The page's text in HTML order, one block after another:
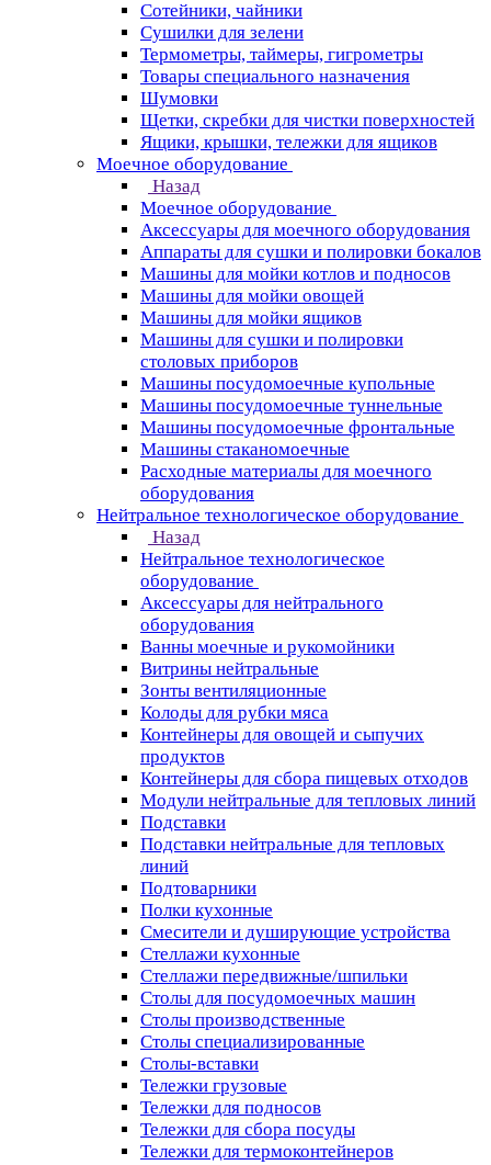
Сотейники, чайники
Сушилки для зелени
Термометры, таймеры, гигрометры
Товары специального назначения
Шумовки
Щетки, скребки для чистки поверхностей
Ящики, крышки, тележки для ящиков
Моечное оборудование
Назад
Моечное оборудование
Аксессуары для моечного оборудования
Аппараты для сушки и полировки бокалов
Машины для мойки котлов и подносов
Машины для мойки овощей
Машины для мойки ящиков
Машины для сушки и полировки
столовых приборов
Машины посудомоечные купольные
Машины посудомоечные туннельные
Машины посудомоечные фронтальные
Машины стаканомоечные
Расходные материалы для моечного
оборудования
Нейтральное технологическое оборудование
Назад
Нейтральное технологическое
оборудование
Аксессуары для нейтрального
оборудования
Ванны моечные и рукомойники
Витрины нейтральные
Зонты вентиляционные
Колоды для рубки мяса
Контейнеры для овощей и сыпучих
продуктов
Контейнеры для сбора пищевых отходов
Модули нейтральные для тепловых линий
Подставки
Подставки нейтральные для тепловых
линий
Подтоварники
Полки кухонные
Смесители и душирующие устройства
Стеллажи кухонные
Стеллажи передвижные/шпильки
Столы для посудомоечных машин
Столы производственные
Столы специализированные
Столы-вставки
Тележки грузовые
Тележки для подносов
Тележки для сбора посуды
Тележки для термоконтейнеров